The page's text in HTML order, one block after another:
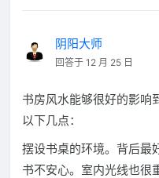
阴阳大师
回答于 12 月 25 日
书房风水能够很好的影响
以下几点：
摆设书桌的环境。背后最
书不安心。室内光线也很